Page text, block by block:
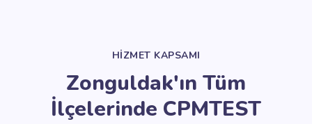
HİZMET KAPSAMI
Zonguldak'ın Tüm
İlçelerinde CPMTEST